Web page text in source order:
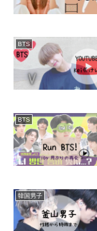
BTS
BTS
韓国男子